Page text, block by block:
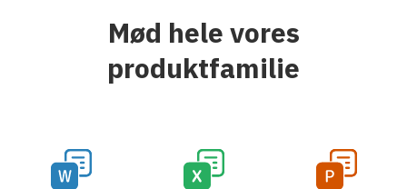
Mød hele vores
produktfamilie